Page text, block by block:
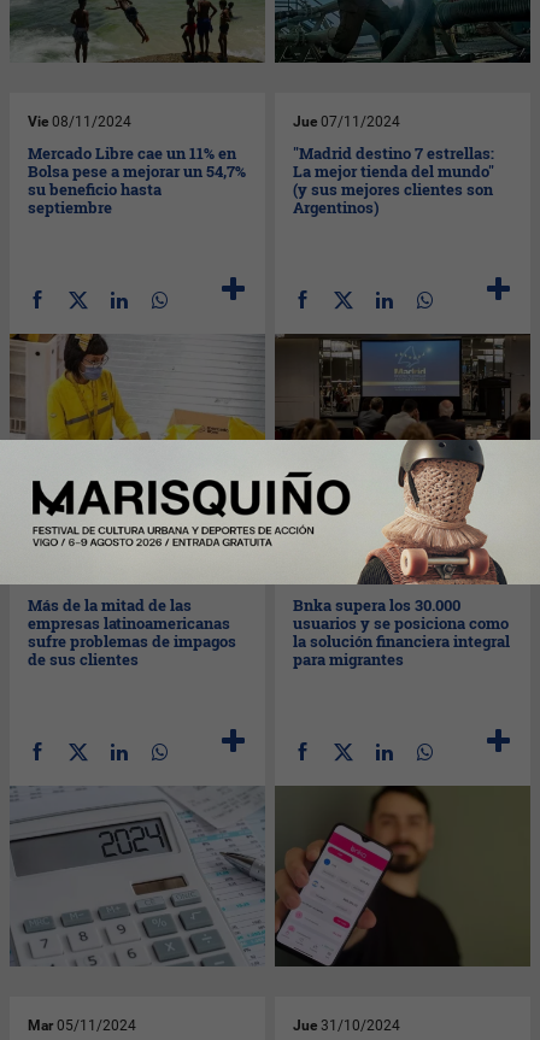
Vie 08/11/2024
Mercado Libre cae un 11% en
Bolsa pese a mejorar un 54,7%
su beneficio hasta
septiembre
Jue 07/11/2024
"Madrid destino 7 estrellas:
La mejor tienda del mundo"
(y sus mejores clientes son
Argentinos)
Más de la mitad de las
empresas latinoamericanas
sufre problemas de impagos
de sus clientes
06/11/2024
Bnka supera los 30.000
usuarios y se posiciona como
la solución financiera integral
para migrantes
Mar 05/11/2024 Jue 31/10/2024